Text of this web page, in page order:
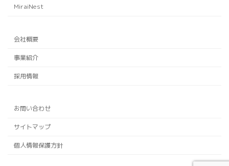
MiraiNest
会社概要
事業紹介
採用情報
お問い合わせ
サイトマップ
個人情報保護方針